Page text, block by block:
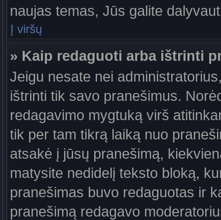
naujas temas, Jūs galite
Į viršų
» Kaip redaguoti arba ištrinti
Jeigu nesate nei
ištrinti tik savo pranešimus.
redagavimo mygtuką virš
tik per tam tikrą laiką nuo
atsakė į jūsų pranešimą,
matysite nedidelį teksto bloką,
pranešimas buvo redaguotas ir
pranešimą redagavo